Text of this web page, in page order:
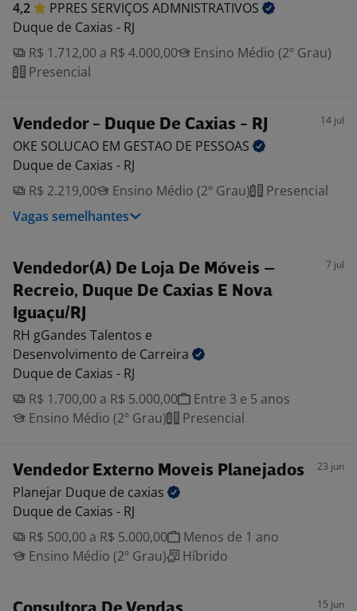
4,2 PPRES SERVIÇOS ADMNISTRATIVOS
Duque de Caxias - RJ
R$ 1.712,00 a R$ 4.000,00
Ensino Médio (2º Grau)
Presencial
Vendedor - Duque De Caxias - RJ 14 jul
OKE SOLUCAO EM GESTAO DE PESSOAS
Duque de Caxias - RJ
R$ 2.219,00
Ensino Médio (2º Grau)
Presencial
Vagas semelhantes
Vendedor(A) De Loja De Móveis –
Recreio, Duque De Caxias E Nova
Iguaçu/RJ
7 jul
RH gGandes Talentos e
Desenvolvimento de Carreira
Duque de Caxias - RJ
R$ 1.700,00 a R$ 5.000,00
Entre 3 e 5 anos
Ensino Médio (2º Grau)
Presencial
Vendedor Externo Moveis Planejados 23 jun
Planejar Duque de caxias
Duque de Caxias - RJ
R$ 500,00 a R$ 5.000,00
Menos de 1 ano
Ensino Médio (2º Grau)
Híbrido
15 jun